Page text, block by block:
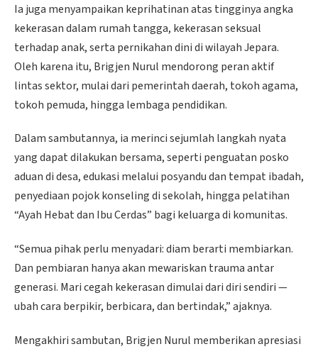
Ia juga menyampaikan keprihatinan atas tingginya angka
kekerasan dalam rumah tangga, kekerasan seksual
terhadap anak, serta pernikahan dini di wilayah Jepara.
Oleh karena itu, Brigjen Nurul mendorong peran aktif
lintas sektor, mulai dari pemerintah daerah, tokoh agama,
tokoh pemuda, hingga lembaga pendidikan.
Dalam sambutannya, ia merinci sejumlah langkah nyata
yang dapat dilakukan bersama, seperti penguatan posko
aduan di desa, edukasi melalui posyandu dan tempat ibadah,
penyediaan pojok konseling di sekolah, hingga pelatihan
“Ayah Hebat dan Ibu Cerdas” bagi keluarga di komunitas.
“Semua pihak perlu menyadari: diam berarti membiarkan.
Dan pembiaran hanya akan mewariskan trauma antar
generasi. Mari cegah kekerasan dimulai dari diri sendiri —
ubah cara berpikir, berbicara, dan bertindak,” ajaknya.
Mengakhiri sambutan, Brigjen Nurul memberikan apresiasi